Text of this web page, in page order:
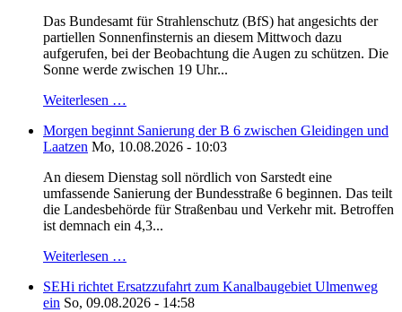
Das Bundesamt für Strahlenschutz (BfS) hat angesichts der
partiellen Sonnenfinsternis an diesem Mittwoch dazu
aufgerufen, bei der Beobachtung die Augen zu schützen. Die
Sonne werde zwischen 19 Uhr...
Weiterlesen …
Morgen beginnt Sanierung der B 6 zwischen Gleidingen und
Laatzen Mo, 10.08.2026 - 10:03
An diesem Dienstag soll nördlich von Sarstedt eine
umfassende Sanierung der Bundesstraße 6 beginnen. Das teilt
die Landesbehörde für Straßenbau und Verkehr mit. Betroffen
ist demnach ein 4,3...
Weiterlesen …
SEHi richtet Ersatzzufahrt zum Kanalbaugebiet Ulmenweg
ein So, 09.08.2026 - 14:58